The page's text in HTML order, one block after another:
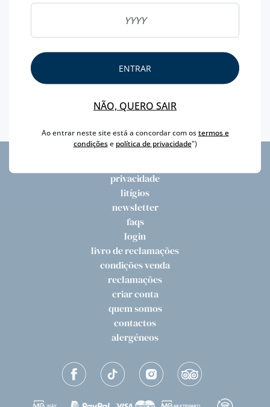
- Pistachio
- Ananás desidratado
- Sementes de Chia
Estamos à sua espera na Rua da Betesga ou visite aqui
privacidade
litígios
newsletter
faqs
login
livro de reclamações
condições venda
reclamações
criar conta
quem somos
contactos
alergéneos
ENTRAR
NÃO, QUERO SAIR
Ao entrar neste site está a concordar com ostermos e
condiçõese política de privacidade")